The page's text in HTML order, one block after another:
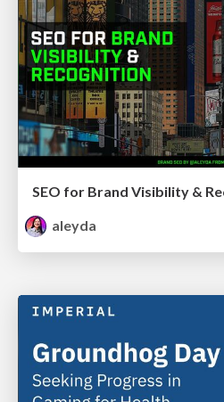
SEO for Brand Visibility &
aleyda